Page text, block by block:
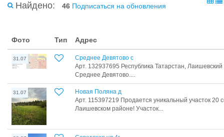
Найдено: 46 Подписаться на обновления
Фото Тип Адрес
31.07
Среднее Девятово с
Арт. 132937695 Республика Татарстан,
Среднее Девятово....
31.07
Новая Поляна д
Арт. 115397219 Продается уникальный участок 20
Лаишевском районе! Участок...